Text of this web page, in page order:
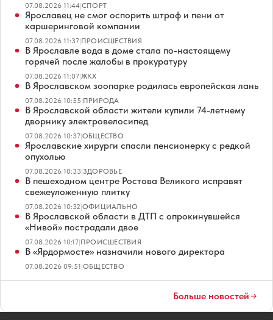
07.08.2026 11:44|СПОРТ
Ярославец не смог оспорить штраф и пени от
каршеринговой компании
07.08.2026 11:37|ПРОИСШЕСТВИЯ
В Ярославле вода в доме стала по-настоящему
горячей после жалобы в прокуратуру
07.08.2026 11:07|ЖКХ
В Ярославском зоопарке родилась европейская лань
07.08.2026 10:55|ПРИРОДА
В Ярославской области жители купили 74-летнему
дворнику электровелосипед
07.08.2026 10:37|ОБЩЕСТВО
Ярославские хирурги спасли пенсионерку с редкой
опухолью
07.08.2026 10:33|ЗДОРОВЬЕ
В пешеходном центре Ростова Великого исправят
свежеуложенную плитку
07.08.2026 10:32|ОФИЦИАЛЬНО
В Ярославской области в ДТП с опрокинувшейся
«Нивой» пострадали двое
07.08.2026 10:17|ПРОИСШЕСТВИЯ
В «Ярдормосте» назначили нового директора
07.08.2026 09:51|ОБЩЕСТВО
Больше новостей